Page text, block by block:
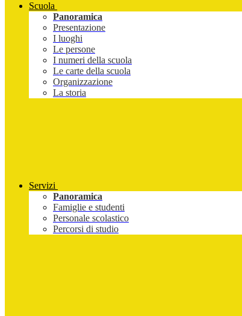
Scuola
Panoramica
Presentazione
I luoghi
Le persone
I numeri della scuola
Le carte della scuola
Organizzazione
La storia
Servizi
Panoramica
Famiglie e studenti
Personale scolastico
Percorsi di studio